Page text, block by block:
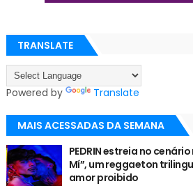
TRANSLATE
Powered by Translate
MAIS ACESSADAS DA SEMANA
PEDRIN estreia no
Mí”, um reggaeton
amor proibido